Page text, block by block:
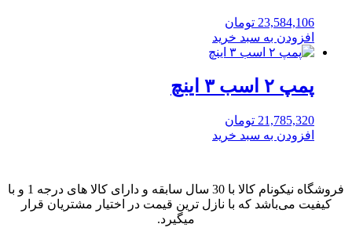
23,584,106 تومان
افزودن به سبد خرید
پمپ ۲ اسب ۳ اینچ
21,785,320 تومان
افزودن به سبد خرید
فروشگاه نیکونام کالا با 30 سال سابقه و دارای کالا های درجه 1 و با
کیفیت می‌باشد که با نازل ترین قیمت در اختیار مشتریان قرار
میگیرد.